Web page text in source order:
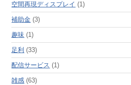
空間再現ディスプレイ (1)
補助金 (3)
趣味 (1)
足利 (33)
配信サービス (1)
雑感 (63)